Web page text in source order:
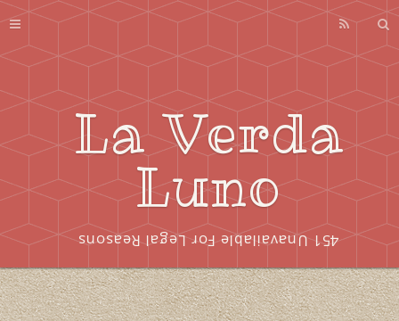
La Verda
Luno
451 Unavailable For Legal Reasons
Profile
About
Series
Index